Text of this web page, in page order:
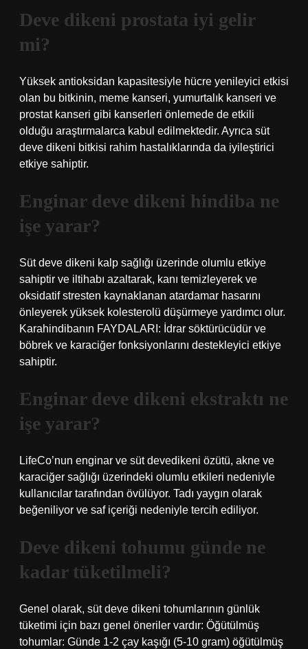
Deve dikeni prostata iyi gelir
mi?
Yüksek antioksidan kapasitesiyle hücre yenileyici etkisi
olan bu bitkinin, meme kanseri, yumurtalık kanseri ve
prostat kanseri gibi kanserleri önlemede de etkili
olduğu araştırmalarca kabul edilmektedir. Ayrıca süt
deve dikeni bitkisi rahim hastalıklarında da iyileştirici
etkiye sahiptir.
Enginar deve dikeni hindiba ne
işe yarar?
Süt deve dikeni kalp sağlığı üzerinde olumlu etkiye
sahiptir ve iltihabı azaltarak, kanı temizleyerek ve
oksidatif stresten kaynaklanan atardamar hasarını
önleyerek yüksek kolesterolü düşürmeye yardımcı olur.
Karahindibanın FAYDALARI: İdrar söktürücüdür ve
böbrek ve karaciğer fonksiyonlarını destekleyici etkiye
sahiptir.
Enginar deve dikeni ekstraktı ne
işe yarar?
LifeCo’nun enginar ve süt devedikeni özütü, akne ve
karaciğer sağlığı üzerindeki olumlu etkileri nedeniyle
kullanıcılar tarafından övülüyor. Tadı yaygın olarak
beğeniliyor ve saf içeriği nedeniyle tercih ediliyor.
Deve dikeni tohumu günde ne
kadar tüketilmeli?
Genel olarak, süt deve dikeni tohumlarının günlük
tüketimi için bazı genel öneriler vardır: Öğütülmüş
tohumlar: Günde 1-2 çay kaşığı (5-10 gram) öğütülmüş